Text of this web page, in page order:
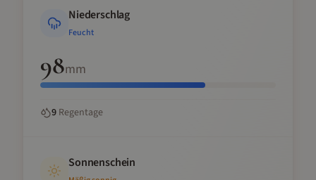
Niederschlag
Feucht
98mm
9 Regentage
Sonnenschein